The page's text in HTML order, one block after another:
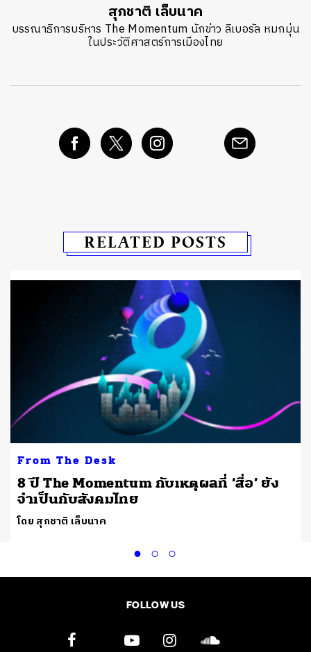
สุภชาติ เล็บนาค
บรรณาธิการบริหาร The Momentum นักข่าว ลิเบอรัล หมกมุ่น
ในประวัติศาสตร์การเมืองไทย
RELATED POSTS
From The Desk
8 ปี The Momentum กับเหตุผลที่ ‘สื่อ’ ยัง
จำเป็นกับสังคมไทย
โดย สุภชาติ เล็บนาค
FOLLOW US